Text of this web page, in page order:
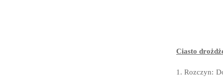
Ciasto
1. Rozczyn: